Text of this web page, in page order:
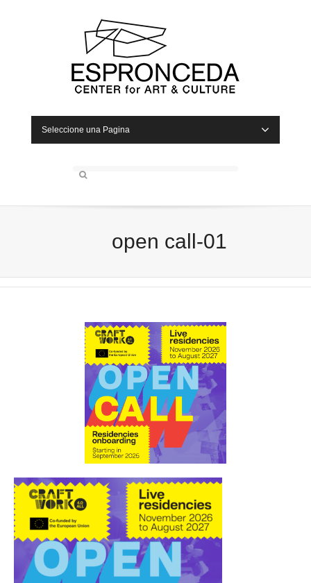
Seleccione una Pagina
open call-01